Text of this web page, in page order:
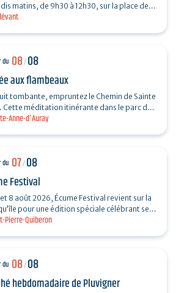
matins, de 9h30 à 12h30, sur la place de
(côté parking).
Anne-d'Auray
du 08/08
aux flambeaux
tombante, empruntez le Chemin de Sainte
Cette méditation itinérante dans le parc du
permet d’arpenter la vie et le
Pierre-Quiberon
du 07/08
Festival
et 8 août 2026, Écume Festival revient sur la
pour une édition spéciale célébrant ses
En seulement quelques années,…
du 08/08
hebdomadaire de Pluvigner